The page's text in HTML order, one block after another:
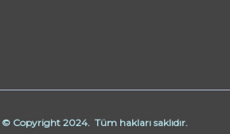
© Copyright 2024. Tüm hakları saklıdır.